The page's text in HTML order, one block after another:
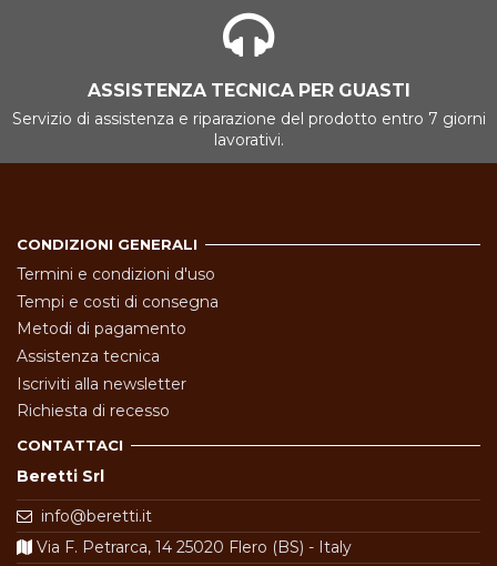
ASSISTENZA TECNICA PER GUASTI
Servizio di assistenza e riparazione del prodotto entro 7 giorni
lavorativi.
CONDIZIONI GENERALI
Termini e condizioni d'uso
Tempi e costi di consegna
Metodi di pagamento
Assistenza tecnica
Iscriviti alla newsletter
Richiesta di recesso
CONTATTACI
Beretti Srl
info@beretti.it
Via F. Petrarca, 14 25020 Flero (BS) - Italy